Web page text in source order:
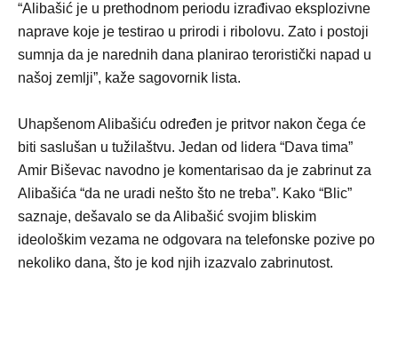
“Alibašić je u prethodnom periodu izrađivao eksplozivne
naprave koje je testirao u prirodi i ribolovu. Zato i postoji
sumnja da je narednih dana planirao teroristički napad u
našoj zemlji”, kaže sagovornik lista.
Uhapšenom Alibašiću određen je pritvor nakon čega će
biti saslušan u tužilaštvu. Јedan od lidera “Dava tima”
Amir Biševac navodno je komentarisao da je zabrinut za
Alibašića “da ne uradi nešto što ne treba”. Kako “Blic”
saznaje, dešavalo se da Alibašić svojim bliskim
ideološkim vezama ne odgovara na telefonske pozive po
nekoliko dana, što je kod njih izazvalo zabrinutost.